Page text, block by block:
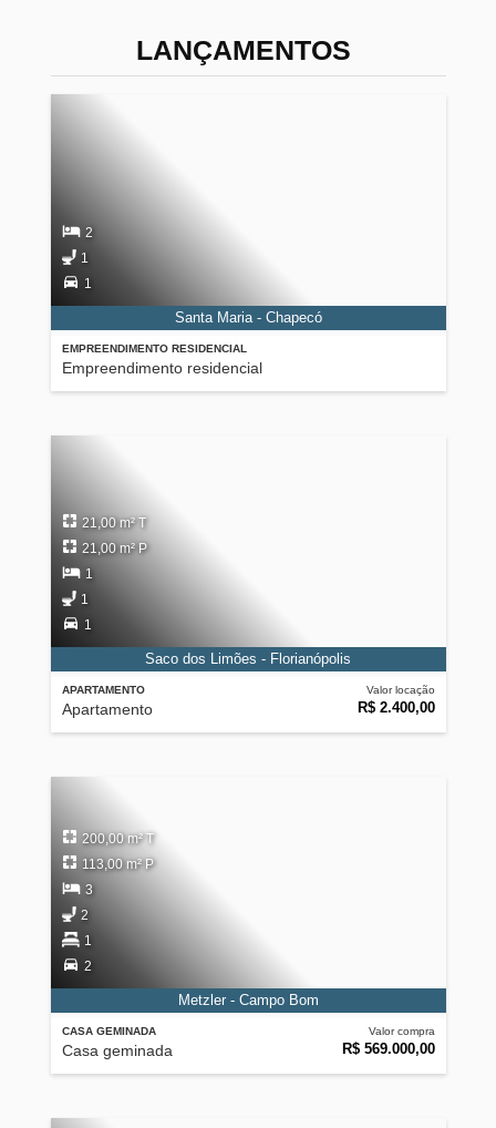
LANÇAMENTOS
EMPREENDIMENTO RESIDENCIAL
Empreendimento residencial
2
1
1
Santa Maria - Chapecó
APARTAMENTO
Apartamento
Valor locação
R$ 2.400,00
21,00 m² T
21,00 m² P
1
1
1
Saco dos Limões - Florianópolis
CASA GEMINADA
Casa geminada
Valor compra
R$ 569.000,00
200,00 m² T
113,00 m² P
3
2
1
2
Metzler - Campo Bom